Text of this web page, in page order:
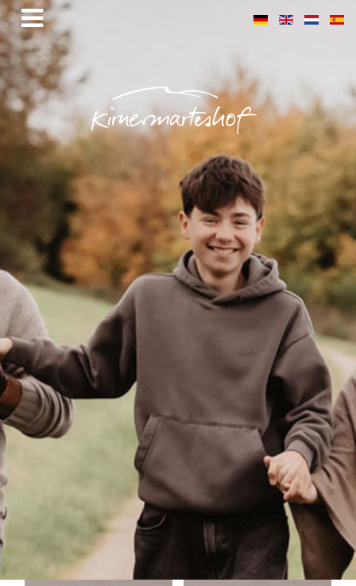
Anfahrt + Kontakt
Buchungsanfrage
Du möchtest gerne bei uns auf dem Campingplatz zelten oder in
einer Ferienwohnung übernachten?
Sende uns einfach Deine individuelle Buchungsanfrage mit Deinem
Wunschreisedatum: